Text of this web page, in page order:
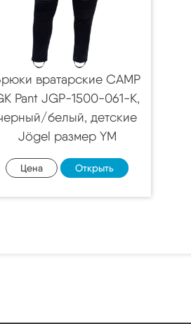
вратарские CAMP
Pant JGP-1500-061-K,
белый, детские
Jögel размер YM
Цена Открыть